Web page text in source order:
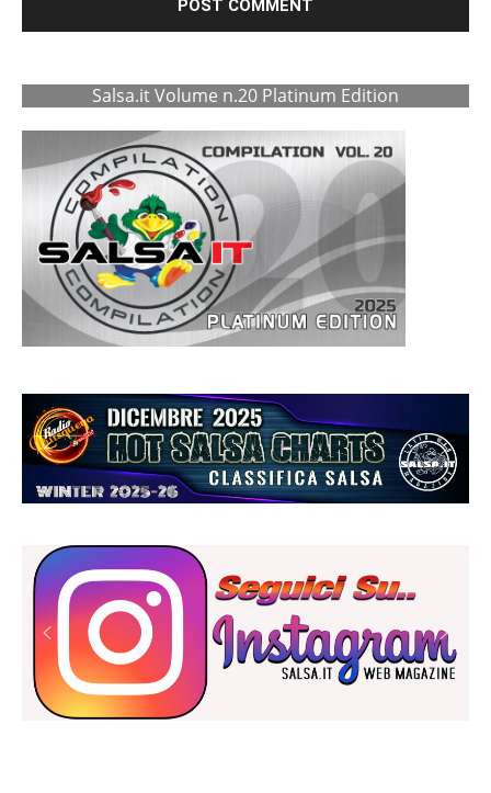
Salsa.it Volume n.20 Platinum Edition